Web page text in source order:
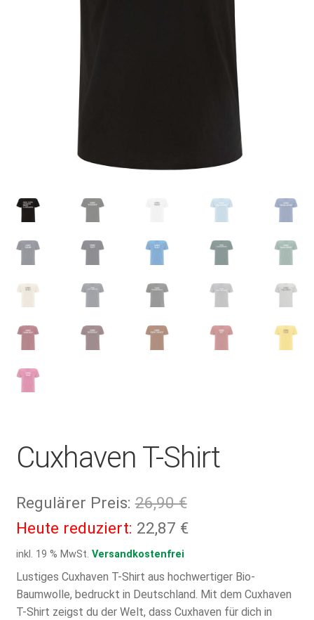
Cuxhaven T-Shirt
Regulärer Preis: 26,90€Ursprünglicher
Preis
26,90 €
Heute reduziert: 22,87 €Aktueller
ist:
22,87 €.
inkl. 19 % MwSt. Versandkostenfrei
Lustiges Cuxhaven T-Shirt aus hochwertiger Bio-
Baumwolle, bedruckt in Deutschland. Mit dem Cuxhaven
T-Shirt zeigst du der Welt, dass Cuxhaven für dich in